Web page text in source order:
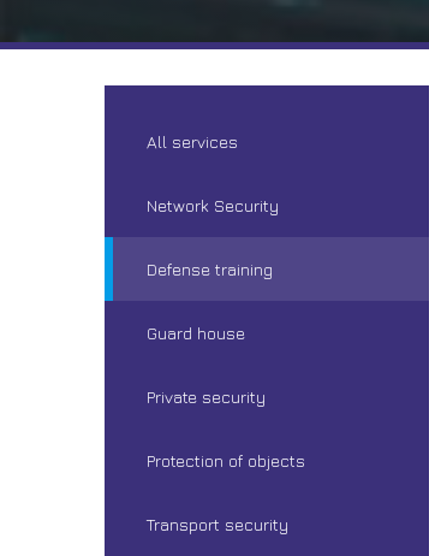
All services
Network Security
Defense training
Guard house
Private security
Protection of objects
Transport security